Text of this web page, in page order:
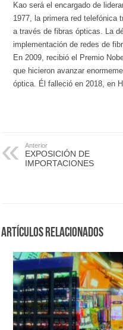
Kao será el encargado de
1977, la primera red telefónica
a través de fibras ópticas. La
implementación de redes de
En 2009, recibió el Premio
que hicieron avanzar
óptica. Él falleció en 2018, en
Anterior
EXPOSICIÓN DE
IMPORTACIONES
Artículos Relacionados